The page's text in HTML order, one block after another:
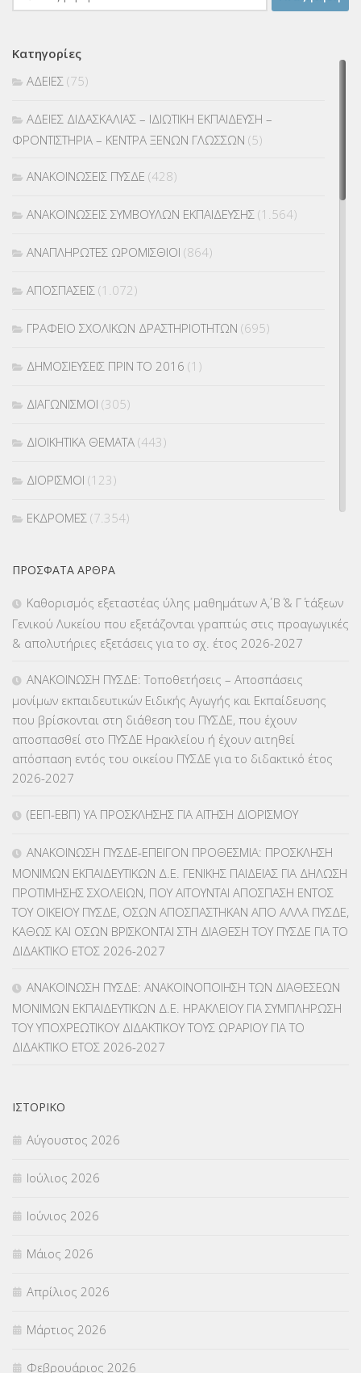
για:
Κατηγορίες
ΑΔΕΙΕΣ (75)
ΑΔΕΙΕΣ ΔΙΔΑΣΚΑΛΙΑΣ – ΙΔΙΩΤΙΚΗ ΕΚΠΑΙΔΕΥΣΗ –
ΦΡΟΝΤΙΣΤΗΡΙΑ – ΚΕΝΤΡΑ ΞΕΝΩΝ ΓΛΩΣΣΩΝ (5)
ΑΝΑΚΟΙΝΩΣΕΙΣ ΠΥΣΔΕ (428)
ΑΝΑΚΟΙΝΩΣΕΙΣ ΣΥΜΒΟΥΛΩΝ ΕΚΠΑΙΔΕΥΣΗΣ (1.564)
ΑΝΑΠΛΗΡΩΤΕΣ ΩΡΟΜΙΣΘΙΟΙ (864)
ΑΠΟΣΠΑΣΕΙΣ (1.072)
ΓΡΑΦΕΙΟ ΣΧΟΛΙΚΩΝ ΔΡΑΣΤΗΡΙΟΤΗΤΩΝ (695)
ΔΗΜΟΣΙΕΥΣΕΙΣ ΠΡΙΝ ΤΟ 2016 (1)
ΔΙΑΓΩΝΙΣΜΟΙ (305)
ΔΙΟΙΚΗΤΙΚΑ ΘΕΜΑΤΑ (443)
ΔΙΟΡΙΣΜΟΙ (123)
ΕΚΔΡΟΜΕΣ (7.354)
(366)
ΕΠΙΜΟΡΦΩΣΗ Τ.Π.Ε.(10)
ΚΕΣΥ(60)
ΚΕΣΥΠ(109)
ΚΠγ – ΚΡΑΤΙΚΟ ΠΙΣΤΟΠΟΙΗΤΙΚΟ ΓΛΩΣΣΟΜΑΘΕΙΑΣ
ΚΠπ- ΚΡΑΤΙΚΟ ΠΙΣΤΟΠΟΙΗΤΙΚΟ ΠΛΗΡΟΦΟΡΙΚΗΣ(12)
ΛΟΙΠΑ(309)
ΜΑΘΗΤΕΙΑ(275)
ΜΕΤΑΘΕΣΕΙΣ-ΤΟΠΟΘΕΤΗΣΕΙΣ ΒΕΛΤΙΩΣΕΙΣ(319)
ΜΕΤΑΦΟΡΑ ΜΑΘΗΤΩΝ(3)
ΝΟΜΟΘΕΣΙΑ(66)
ΠΡΌΣΦΑΤΑ ΆΡΘΡΑ
Καθορισμός εξεταστέας ύλης μαθημάτων Α΄, Β΄ & Γ΄ τάξεων
Γενικού Λυκείου που εξετάζονται γραπτώς στις προαγωγικές
& απολυτήριες εξετάσεις για το σχ. έτος 2026-2027
ΑΝΑΚΟΙΝΩΣΗ ΠΥΣΔΕ: Τοποθετήσεις – Αποσπάσεις
μονίμων εκπαιδευτικών Ειδικής Αγωγής και Εκπαίδευσης
που βρίσκονται στη διάθεση του ΠΥΣΔΕ, που έχουν
αποσπασθεί στο ΠΥΣΔΕ Ηρακλείου ή έχουν αιτηθεί
απόσπαση εντός του οικείου ΠΥΣΔΕ για το διδακτικό έτος
2026-2027
(ΕΕΠ-ΕΒΠ) ΥΑ ΠΡΟΣΚΛΗΣΗΣ ΓΙΑ ΑΙΤΗΣΗ ΔΙΟΡΙΣΜΟΥ
ΑΝΑΚΟΙΝΩΣΗ ΠΥΣΔΕ-ΕΠΕΙΓΟΝ ΠΡΟΘΕΣΜΙΑ: ΠΡΟΣΚΛΗΣΗ
ΜΟΝΙΜΩΝ ΕΚΠΑΙΔΕΥΤΙΚΩΝ Δ.Ε. ΓΕΝΙΚΗΣ ΠΑΙΔΕΙΑΣ ΓΙΑ ΔΗΛΩΣΗ
ΠΡΟΤΙΜΗΣΗΣ ΣΧΟΛΕΙΩΝ, ΠΟΥ ΑΙΤΟΥΝΤΑΙ ΑΠΟΣΠΑΣΗ ΕΝΤΟΣ
ΤΟΥ ΟΙΚΕΙΟΥ ΠΥΣΔΕ, ΟΣΩΝ ΑΠΟΣΠΑΣΤΗΚΑΝ ΑΠΟ ΑΛΛΑ ΠΥΣΔΕ,
ΚΑΘΩΣ ΚΑΙ ΟΣΩΝ ΒΡΙΣΚΟΝΤΑΙ ΣΤΗ ΔΙΑΘΕΣΗ ΤΟΥ ΠΥΣΔΕ ΓΙΑ ΤΟ
ΔΙΔΑΚΤΙΚΟ ΕΤΟΣ 2026-2027
ΑΝΑΚΟΙΝΩΣΗ ΠΥΣΔΕ: ΑΝΑΚΟΙΝΟΠΟΙΗΣΗ ΤΩΝ ΔΙΑΘΕΣΕΩΝ
ΜΟΝΙΜΩΝ ΕΚΠΑΙΔΕΥΤΙΚΩΝ Δ.Ε. ΗΡΑΚΛΕΙΟΥ ΓΙΑ ΣΥΜΠΛΗΡΩΣΗ
ΤΟΥ ΥΠΟΧΡΕΩΤΙΚΟΥ ΔΙΔΑΚΤΙΚΟΥ ΤΟΥΣ ΩΡΑΡΙΟΥ ΓΙΑ ΤΟ
ΔΙΔΑΚΤΙΚΟ ΕΤΟΣ 2026-2027
ΙΣΤΟΡΙΚΌ
Αύγουστος 2026
Ιούλιος 2026
Ιούνιος 2026
Μάιος 2026
Απρίλιος 2026
Μάρτιος 2026
Φεβρουάριος 2026